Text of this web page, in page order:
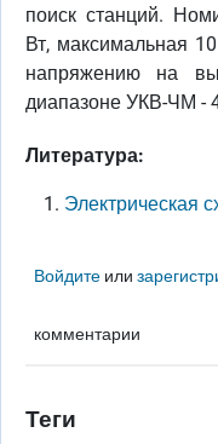
поиск станций.
Вт, максимальная
напряжению на
диапазоне УКВ-ЧМ -
Литература:
Электрическая
Войдите или
комментарии
Теги